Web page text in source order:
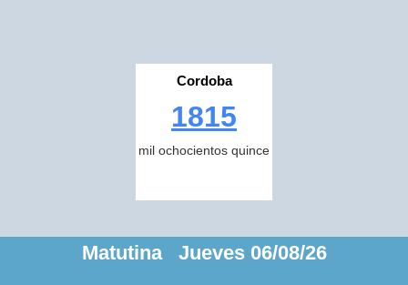
Cordoba
1815
mil ochocientos quince
Matutina Jueves 06/08/26